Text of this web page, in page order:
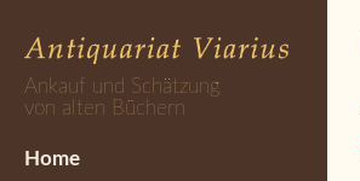
Ankauf und Schätzung
von alten Büchern
Home